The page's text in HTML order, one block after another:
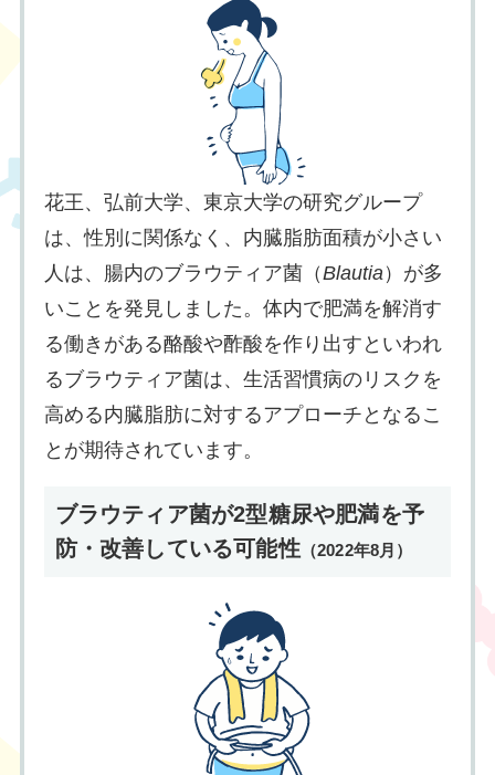
花王、弘前大学、東京大学の研究グループ
は、性別に関係なく、内臓脂肪面積が小さい
人は、腸内のブラウティア菌（Blautia ）が多
いことを発見しました。体内で肥満を解消す
る働きがある酪酸や酢酸を作り出すといわれ
るブラウティア菌は、生活習慣病のリスクを
高める内臓脂肪に対するアプローチとなるこ
とが期待されています。
ブラウティア菌が2型糖尿や肥満を予
防・改善している可能性（2022年8月）